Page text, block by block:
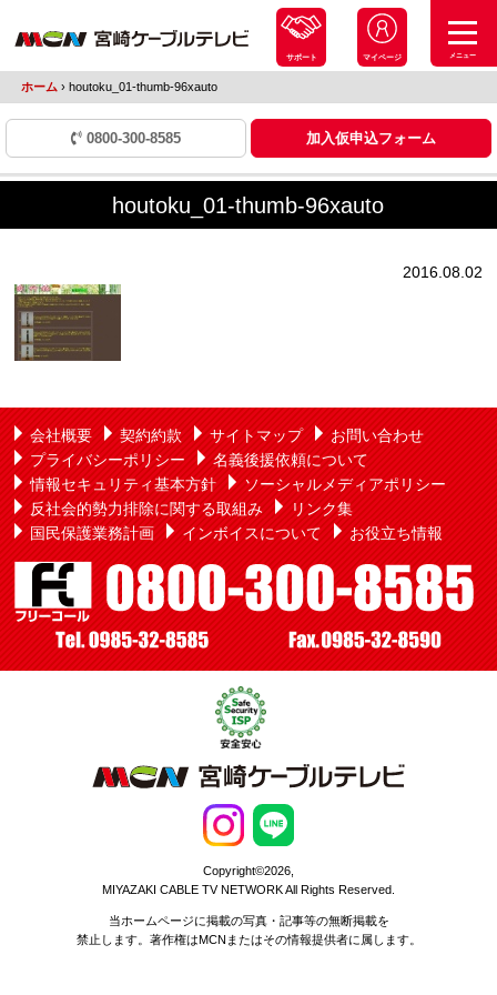
サポート マイページ メニュー
ホーム ›houtoku_01-thumb-96xauto
0800-300-8585 加入仮申込フォーム
houtoku_01-thumb-96xauto
2016.08.02
会社概要 契約約款 サイトマップ
お問い合わせ
プライバシーポリシー
名義後援依頼について
情報セキュリティ基本方針
ソーシャルメディアポリシー
反社会的勢力排除に関する取組み
リンク集
国民保護業務計画
インボイスについて お役立ち情報
Copyright©2026,
MIYAZAKI CABLE TV NETWORK All Rights Reserved.
当ホームページに掲載の写真・記事等の無断掲載を
禁止します。著作権はMCNまたはその情報提供者に属します。